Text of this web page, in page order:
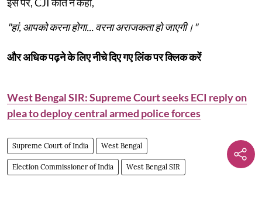
"हां, आपको करना होगा... वरना अराजकता हो जाएगी।"
और अधिक पढ़ने के लिए नीचे दिए गए लिंक पर क्लिक करें
West Bengal SIR: Supreme Court seeks ECI reply on
plea to deploy central armed police forces
Supreme Court of India West Bengal
Election Commissioner of India West Bengal SIR